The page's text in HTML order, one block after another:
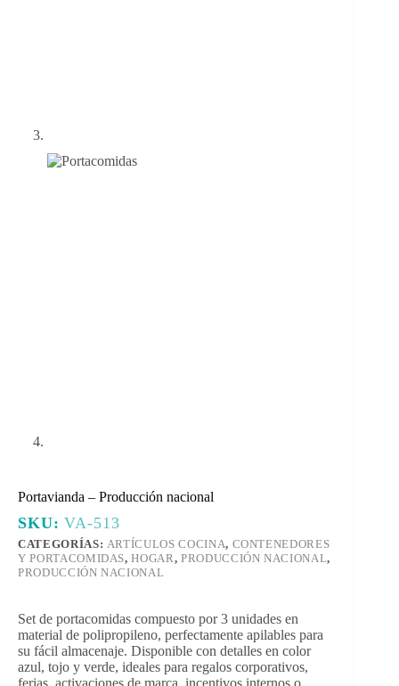
Portavianda – Producción nacional
SKU:VA-513
CATEGORÍAS: ARTÍCULOS COCINA, CONTENEDORES
Y PORTACOMIDAS,HOGAR , PRODUCCIÓN NACIONAL,
PRODUCCIÓN NACIONAL
Set de portacomidas compuesto por 3 unidades en
material de polipropileno, perfectamente apilables para
su fácil almacenaje. Disponible con detalles en color
azul, tojo y verde, ideales para regalos corporativos,
ferias, activaciones de marca, incentivos internos o